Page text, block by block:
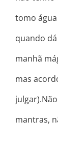
tomo
quando
manhã
mas
mantras,